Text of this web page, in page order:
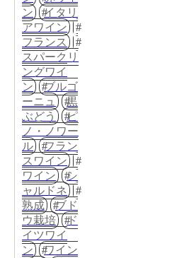
ン
イタリ
アワイン
フランス
スパークリ
ングワイ
ン
ブルゴ
ーニュ
黒
ぶどう
ピ
ノ・ノワー
ル
フラン
スワイン
ワイン
シ
ャルドネ
熟成
ブド
ウ栽培
ド
イツワイ
ン
ワイン